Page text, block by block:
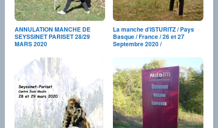
ANNULATION MANCHE DE
SEYSSINET PARISET 28/29
MARS 2020
La manche d’ISTURITZ / Pays
Basque / France / 26 et 27
Septembre 2020 /